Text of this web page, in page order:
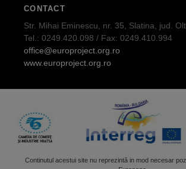
CONTACT
Str. Mihai Eminescu, nr. 35, Slatina, jud.
Tel.: 0249.420.098 / Fax: 0249.410.994
office@europroject.org.ro
www.europroject.org.ro
Continutul acestui site nu reprezintă in mod necesar